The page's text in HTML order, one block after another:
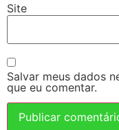
Site
Salvar meus dados
que eu comentar.